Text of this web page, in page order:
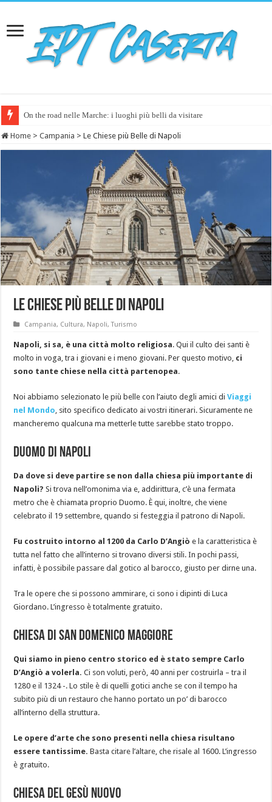
On the road nelle Marche: i luoghi più belli da visitare
Home > Campania > Le Chiese più Belle di Napoli
Le Chiese più Belle di Napoli
Campania, Cultura, Napoli,Turismo
Napoli, si sa, è una città molto religiosa. Qui il culto dei santi è
molto in voga, tra i giovani e i meno giovani. Per questo motivo, ci
sono tante chiese nella città partenopea.
Noi abbiamo selezionato le più belle con l’aiuto degli amici diViaggi
nel Mondo , sito specifico dedicato ai vostri itinerari. Sicuramente ne
mancheremo qualcuna ma metterle tutte sarebbe stato troppo.
Duomo di Napoli
Da dove si deve partire se non dalla chiesa più importante di
Napoli? Si trova nell’omonima via e, addirittura, c’è una fermata
metro che è chiamata proprio Duomo. È qui, inoltre, che viene
celebrato il 19 settembre, quando si festeggia il patrono di Napoli.
Fu costruito intorno al 1200 da Carlo D’Angiò e la caratteristica è
tutta nel fatto che all’interno si trovano diversi stili. In pochi passi,
infatti, è possibile passare dal gotico al barocco, giusto per dirne una.
Tra le opere che si possono ammirare, ci sono i dipinti di Luca
Giordano. L’ingresso è totalmente gratuito.
Chiesa di San Domenico Maggiore
Qui siamo in pieno centro storico ed è stato sempre Carlo
D’Angiò a volerla. Ci son voluti, però, 40 anni per costruirla – tra il
1280 e il 1324 -. Lo stile è di quelli gotici anche se con il tempo ha
subito più di un restauro che hanno portato un po’ di barocco
all’interno della struttura.
Le opere d’arte che sono presenti nella chiesa risultano
essere tantissime. Basta citare l’altare, che risale al 1600. L’ingresso
è gratuito.
Chiesa del Gesù Nuovo